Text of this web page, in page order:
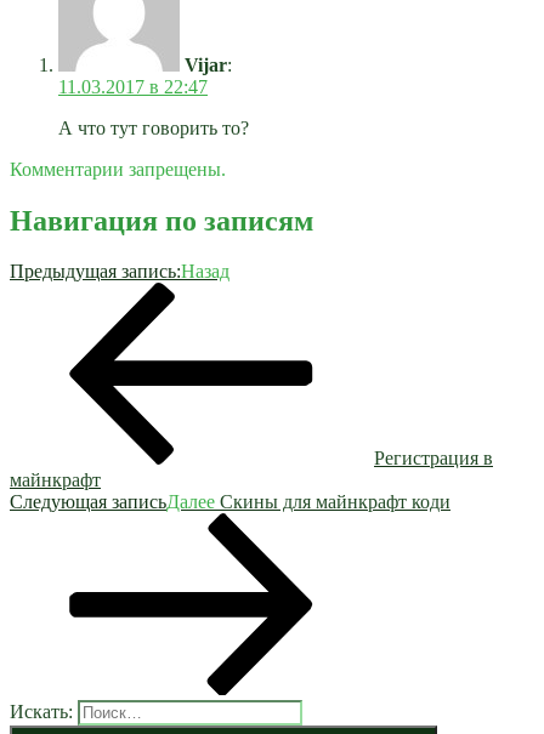
Vijar:
11.03.2017 в 22:47
А что тут говорить то?
Комментарии запрещены.
Навигация по записям
Предыдущая запись:Назад
Регистрация в
майнкрафт
Следующая записьДалее Скины для майнкрафт коди
Искать: